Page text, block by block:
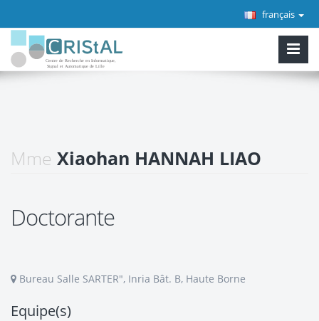
français
Mme Xiaohan HANNAH LIAO
Doctorante
Bureau Salle SARTER", Inria Bât. B, Haute Borne
Equipe(s)